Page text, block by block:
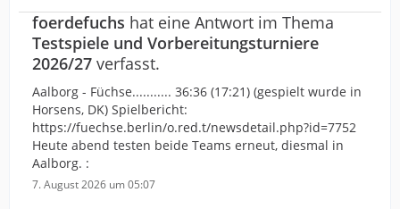
foerdefuchs hat eine Antwort im Thema
Testspiele und Vorbereitungsturniere
2026/27 verfasst.
Aalborg - Füchse........... 36:36 (17:21) (gespielt wurde in
Horsens, DK) Spielbericht:
https://fuechse.berlin/o.red.t/newsdetail.php?id=7752
Heute abend testen beide Teams erneut, diesmal in
Aalborg. :
7. August 2026 um 05:07